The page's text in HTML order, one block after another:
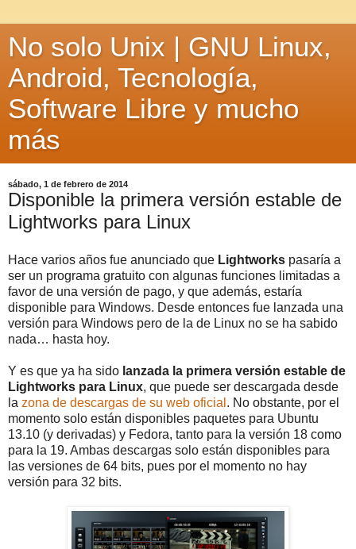
No solo Unix | GNU Linux,
Android, Tecnología,
Software Libre y mucho
más
sábado, 1 de febrero de 2014
Disponible la primera versión estable de
Lightworks para Linux
Hace varios años fue anunciado que Lightworks pasaría a
ser un programa gratuito con algunas funciones limitadas a
favor de una versión de pago, y que además, estaría
disponible para Windows. Desde entonces fue lanzada una
versión para Windows pero de la de Linux no se ha sabido
nada… hasta hoy.
Y es que ya ha sido lanzada la primera versión estable de
Lightworks para Linux, que puede ser descargada desde
la zona de descargas de su web oficial . No obstante, por el
momento solo están disponibles paquetes para Ubuntu
13.10 (y derivadas) y Fedora, tanto para la versión 18 como
para la 19. Ambas descargas solo están disponibles para
las versiones de 64 bits, pues por el momento no hay
versión para 32 bits.